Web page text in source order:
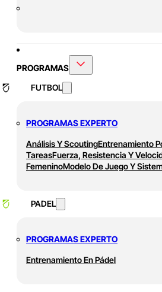
PROGRAMAS
FUTBOL
PROGRAMAS EXPERTO
Análisis Y ScoutingEntrenamiento
TareasFuerza, Resistencia Y
FemeninoModelo De Juego Y
PADEL
PROGRAMAS EXPERTO
Entrenamiento En Pádel